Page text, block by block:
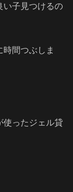
い子見つけるの
間つぶしま
使ったジェル貸